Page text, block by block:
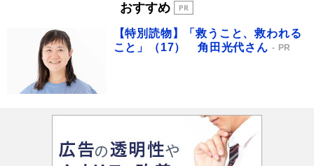
おすすめ
【特別読物】「救うこと、救われる
こと」（17） 角田光代さん
PR